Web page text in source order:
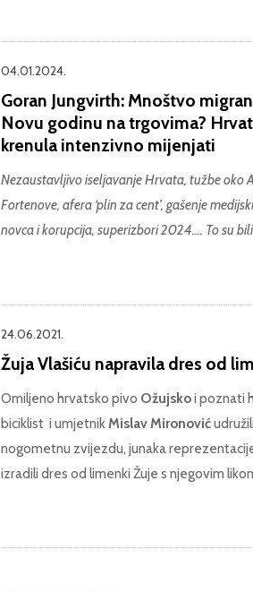
04.01.2024.
Goran Jungvirth: Mnoštvo
Novu godinu na trgovima?
krenula intenzivno mijenjati
Nezaustavljivo iseljavanje Hrvata, tužbe oko
Fortenove, afera ‘plin za cent’, gašenje
novca i korupcija, superizbori 2024.… To su
24.06.2021.
Žuja Vlašiću napravila dres od
Omiljeno hrvatsko pivo Ožujskoi poznati
biciklist i umjetnikMislav Mironović
nogometnu zvijezdu, junaka
izradili dres od limenki Žuje s njegovim